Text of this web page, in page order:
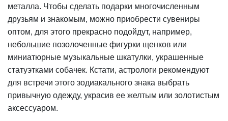
металла. Чтобы сделать подарки многочисленным
друзьям и знакомым, можно приобрести сувениры
оптом, для этого прекрасно подойдут, например,
небольшие позолоченные фигурки щенков или
миниатюрные музыкальные шкатулки, украшенные
статуэтками собачек. Кстати, астрологи рекомендуют
для встречи этого зодиакального знака выбрать
привычную одежду, украсив ее желтым или золотистым
аксессуаром.